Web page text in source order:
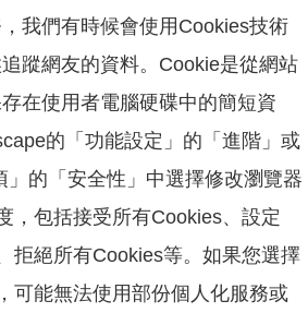
我們有時候會使用Cookies技術
蹤網友的資料。Cookie是從網站
在使用者電腦硬碟中的簡短資
的「功能設定」的「進階」或
」的「安全性」中選擇修改瀏覽器
，包括接受所有Cookies、設定
拒絕所有Cookies等。如果您選擇
可能無法使用部份個人化服務或